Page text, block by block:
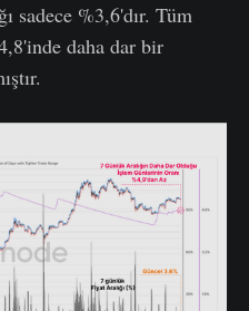
sadece %3,6'dır. Tüm
daha dar bir